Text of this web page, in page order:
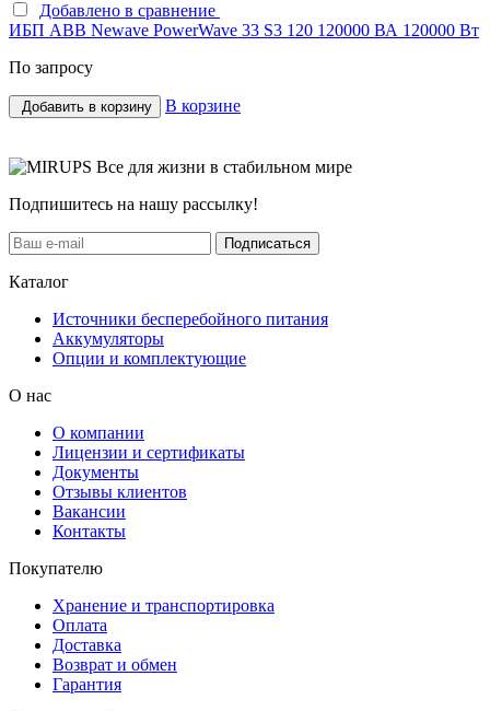
Добавлено в сравнение
ИБП ABB Newave PowerWave 33 S3 120 120000 ВА 120000 Вт
По запросу
Добавить в корзину В корзине
Все для жизни в стабильном мире
Подпишитесь на нашу рассылку!
Подписаться
Каталог
Источники бесперебойного питания
Аккумуляторы
Опции и комплектующие
О нас
О компании
Лицензии и сертификаты
Документы
Отзывы клиентов
Вакансии
Контакты
Покупателю
Хранение и транспортировка
Оплата
Доставка
Возврат и обмен
Гарантия